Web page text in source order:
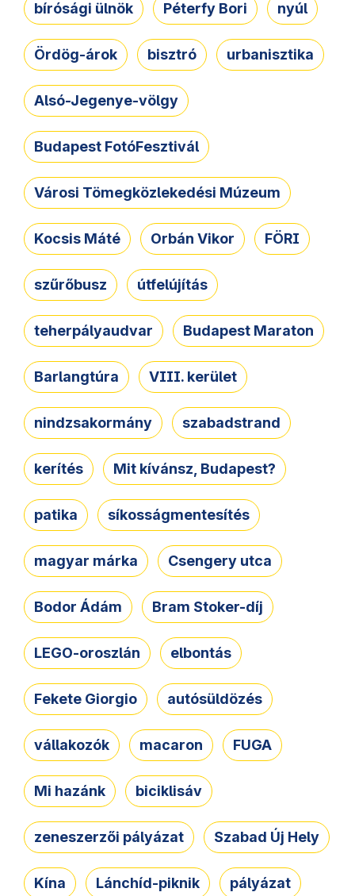
bírósági ülnök Péterfy Bori nyúl
Ördög-árok bisztró urbanisztika
Alsó-Jegenye-völgy
Budapest FotóFesztivál
Városi Tömegközlekedési Múzeum
Kocsis Máté Orbán Vikor FÖRI
szűrőbusz útfelújítás
teherpályaudvar Budapest Maraton
Barlangtúra VIII. kerület
nindzsakormány szabadstrand
kerítés Mit kívánsz, Budapest?
patika síkosságmentesítés
magyar márka Csengery utca
Bodor Ádám Bram Stoker-díj
LEGO-oroszlán elbontás
Fekete Giorgio autósüldözés
vállakozók macaron FUGA
Mi hazánk biciklisáv
zeneszerzői pályázat Szabad Új Hely
Kína Lánchíd-piknik pályázat